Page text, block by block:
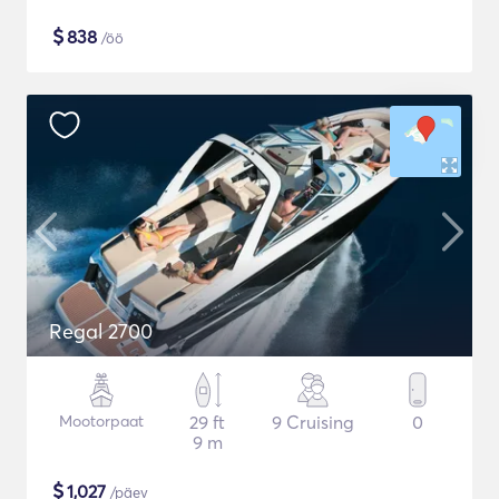
$838 /öö
Regal 2700
Mootorpaat
29 ft
9 m
9 Cruising 0
$1,027 /päev